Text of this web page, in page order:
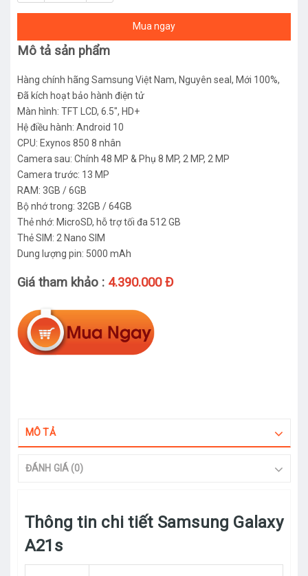
Mua ngay
Mô tả sản phẩm
Hàng chính hãng Samsung Việt Nam, Nguyên seal, Mới 100%,
Đã kích hoạt bảo hành điện tử
Màn hình: TFT LCD, 6.5", HD+
Hệ điều hành: Android 10
CPU: Exynos 850 8 nhân
Camera sau: Chính 48 MP & Phụ 8 MP, 2 MP, 2 MP
Camera trước: 13 MP
RAM: 3GB / 6GB
Bộ nhớ trong: 32GB / 64GB
Thẻ nhớ: MicroSD, hỗ trợ tối đa 512 GB
Thẻ SIM: 2 Nano SIM
Dung lượng pin: 5000 mAh
Giá tham khảo : 4.390.000 Đ
MÔ TẢ
ĐÁNH GIÁ (0)
Thông tin chi tiết Samsung Galaxy
A21s